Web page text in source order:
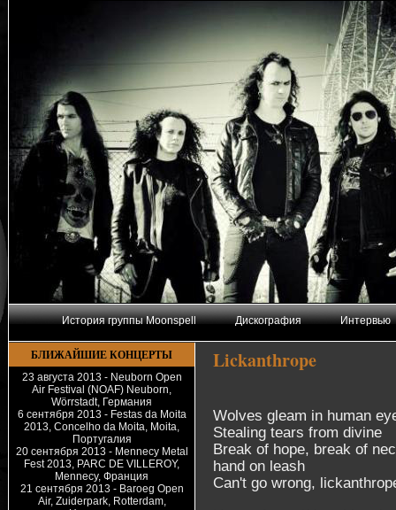
История группы Moonspell Дискография Интервью
БЛИЖАЙШИЕ КОНЦЕРТЫ
23 августа 2013 - Neuborn Open
Air Festival (NOAF) Neuborn,
Wörrstadt, Германия
6 сентября 2013 - Festas da Moita
2013, Concelho da Moita, Moita,
Португалия
20 сентября 2013 - Mennecy Metal
Fest 2013, PARC DE VILLEROY,
Mennecy, Франция
21 сентября 2013 - Baroeg Open
Air, Zuiderpark, Rotterdam,
Lickanthrope
Wolves gleam in human
Stealing tears from divine
Break of hope, break of
hand on leash
Can't go wrong,